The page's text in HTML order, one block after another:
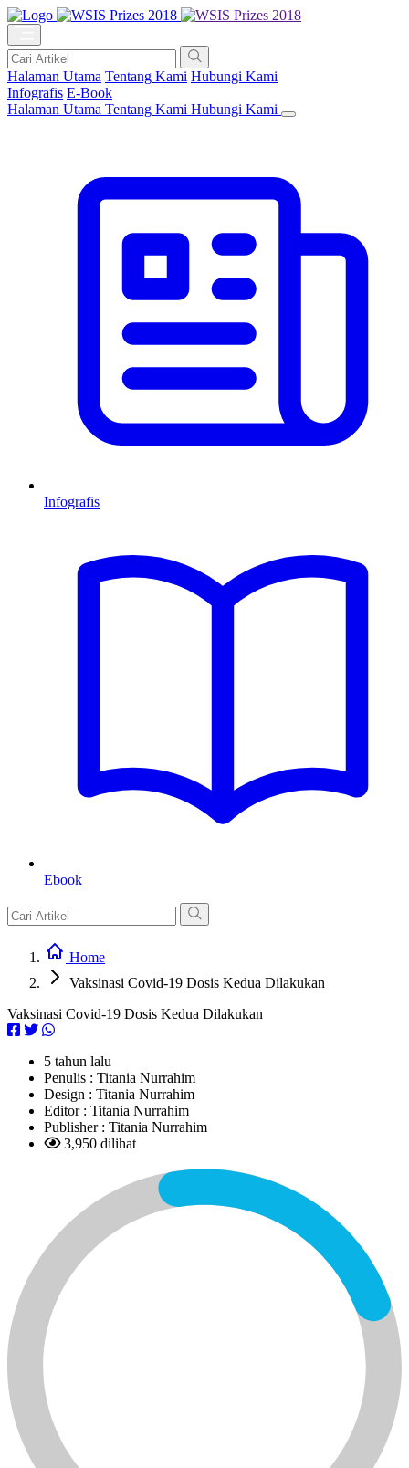
Halaman Utama Tentang Kami Hubungi Kami
Infografis E-Book
Halaman Utama Tentang Kami Hubungi Kami
Infografis
Ebook
Home
Vaksinasi Covid-19 Dosis Kedua Dilakukan
Vaksinasi Covid-19 Dosis Kedua Dilakukan
5 tahun lalu
Penulis : Titania Nurrahim
Design : Titania Nurrahim
Editor : Titania Nurrahim
Publisher : Titania Nurrahim
3,950 dilihat